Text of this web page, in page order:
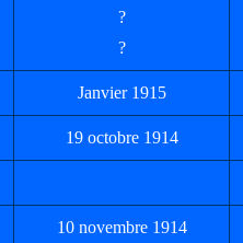
?
?
Janvier 1915
19 octobre 1914
10 novembre 1914